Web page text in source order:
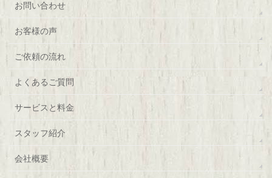
お問い合わせ
お客様の声
ご依頼の流れ
よくあるご質問
サービスと料金
スタッフ紹介
会社概要